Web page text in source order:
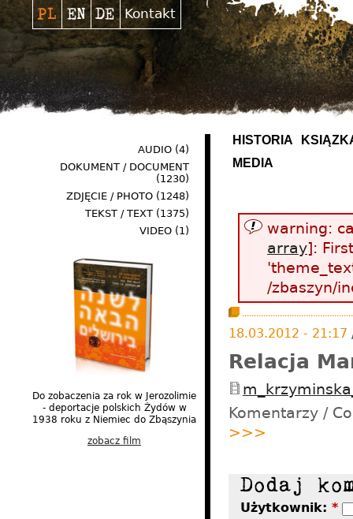
Kontakt
HISTORIA
MEDIA
warning:
array]:
/zbaszyn/
18.03.2012 - 21:17
Relacja
Komentarzy /
>>>
Użytkownik: *
AUDIO (4)
DOKUMENT / DOCUMENT
(1230)
ZDJĘCIE / PHOTO (1248)
TEKST / TEXT (1375)
VIDEO (1)
Do zobaczenia za rok w Jerozolimie
- deportacje polskich Żydów w
1938 roku z Niemiec do Zbąszynia
zobacz film